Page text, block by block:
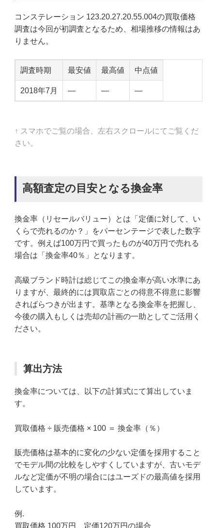
コンステレーション 123.20.27.20.55.004の買取価格
調査は今回が初調査となるため、相場推移の情報はあ
りません。
調査時期 最安値 最高値 中点値
2018年7月 — — —
↑ スマホでご覧の場合、左右スクロールにてご覧くだ
さい。
高額査定の目安となる換金率
換金率（リセールバリュー）とは「定価に対して、い
くらで売れるのか？」をパーセンテージで表した数字
です。例えば100万円で買ったものが40万円で売れる
場合は「換金率40％」となります。
高級ブランド時計は総じてこの換金率が高い水準にあ
りますが、最終的には買取店ごとの得意不得意に影響
さればらつきが出ます。基準となる換金率を把握し、
今後の購入もしくは売却の計画の一助としてご活用く
ださい。
算出方法
換金率については、以下の計算式にて算出していま
す。
買取価格 ÷ 販売価格 × 100 ＝ 換金率（％）
販売価格は基本的に変化の少ない定価を採用すること
でモデル間の比較をしやすくしていますが、古いモデ
ルなど定価が不明の場合にはユーズドの最高値を採用
しています。
例.
買取価格 100万円、定価120万円の場合